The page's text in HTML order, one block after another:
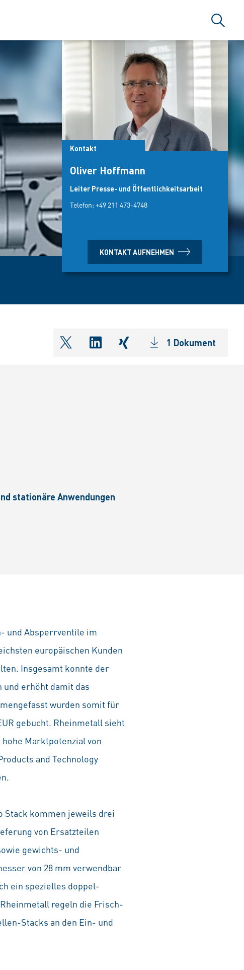
Suche
Kontakt
Oliver Hoffmann
Leiter Presse- und Öffentlichkeitsarbeit
Telefon: +49 211 473-4748
KONTAKT AUFNEHMEN
shareOntwitter
shareOnlinkedIn
shareOnxing1 Dokument
stationäre Anwendungen
und Absperrventile im
europäischen Kunden
Insgesamt konnte der
erhöht damit das
wurden somit für
gebucht. Rheinmetall sieht
Marktpotenzial von
and Technology
Stack kommen jeweils drei
von Ersatzteilen
gewichts- und
von 28 mm verwendbar
ein spezielles doppel-
regeln die Frisch-
Stacks an den Ein- und